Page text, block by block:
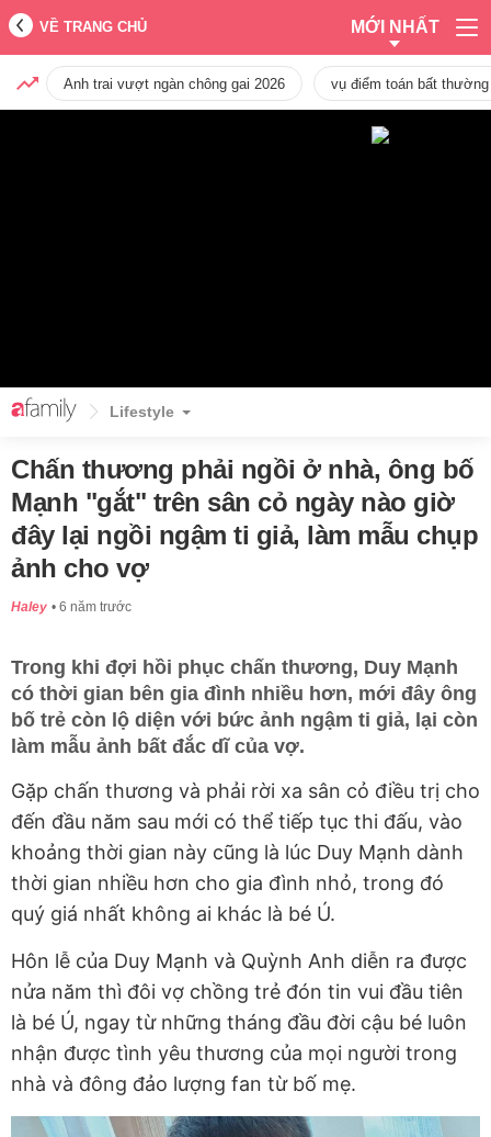
VỀ TRANG CHỦ MỚI NHẤT
Anh trai vượt ngàn chông gai 2026 vụ điểm toán bất
Lifestyle
Chấn thương phải ngồi ở nhà, ông bố
Mạnh "gắt" trên sân cỏ ngày nào giờ
đây lại ngồi ngậm ti giả, làm mẫu chụp
ảnh cho vợ
Haley 6 năm trước
Trong khi đợi hồi phục chấn thương, Duy Mạnh
có thời gian bên gia đình nhiều hơn, mới đây ông
bố trẻ còn lộ diện với bức ảnh ngậm ti giả, lại còn
làm mẫu ảnh bất đắc dĩ của vợ.
Gặp chấn thương và phải rời xa sân cỏ điều trị cho
đến đầu năm sau mới có thể tiếp tục thi đấu, vào
khoảng thời gian này cũng là lúc Duy Mạnh dành
thời gian nhiều hơn cho gia đình nhỏ, trong đó
quý giá nhất không ai khác là bé Ú.
Hôn lễ của Duy Mạnh và Quỳnh Anh diễn ra được
nửa năm thì đôi vợ chồng trẻ đón tin vui đầu tiên
là bé Ú, ngay từ những tháng đầu đời cậu bé luôn
nhận được tình yêu thương của mọi người trong
nhà và đông đảo lượng fan từ bố mẹ.